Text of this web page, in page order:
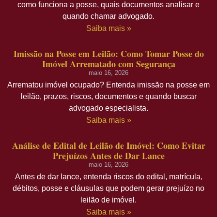
como funciona a posse, quais documentos analisar e
quando chamar advogado.
Saiba mais »
Imissão na Posse em Leilão: Como Tomar Posse do
Imóvel Arrematado com Segurança
maio 16, 2026
Arrematou imóvel ocupado? Entenda imissão na posse em
leilão, prazos, riscos, documentos e quando buscar
advogado especialista.
Saiba mais »
Análise de Edital de Leilão de Imóvel: Como Evitar
Prejuízos Antes de Dar Lance
maio 16, 2026
Antes de dar lance, entenda riscos do edital, matrícula,
débitos, posse e cláusulas que podem gerar prejuízo no
leilão de imóvel.
Saiba mais »